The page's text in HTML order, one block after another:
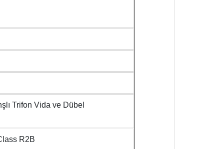
Trifon Vida ve Dübel
R2B